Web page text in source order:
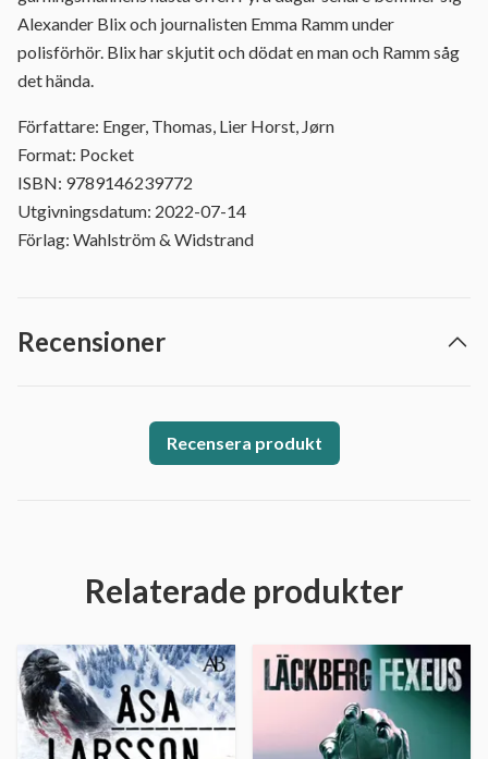
Alexander Blix och journalisten Emma Ramm under
polisförhör. Blix har skjutit och dödat en man och Ramm såg
det hända.
Författare: Enger, Thomas, Lier Horst, Jørn
Format: Pocket
ISBN: 9789146239772
Utgivningsdatum: 2022-07-14
Förlag: Wahlström & Widstrand
Recensioner
Recensera produkt
Relaterade produkter